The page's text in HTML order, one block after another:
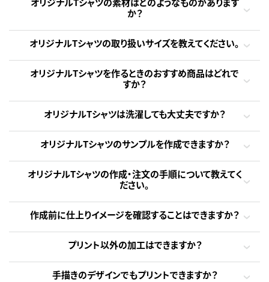
か？
オリジナルTシャツの取り扱いサイズを教えてください。
オリジナルTシャツを作るときのおすすめ商品はどれで
すか？
オリジナルTシャツは洗濯しても大丈夫ですか？
オリジナルTシャツのサンプルを作成できますか？
オリジナルTシャツの作成・注文の手順について教えてく
ださい。
作成前に仕上りイメージを確認することはできますか？
プリント以外の加工はできますか？
手描きのデザインでもプリントできますか？